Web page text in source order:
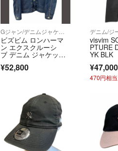
ビズビム ロンハーマ
ン エクスクルーシ
ブ デニム ジャケッ
ト ジージャン 4
¥52,800
デニム/ジ
visvim
PTURE
YK BLK
¥47,000
470円相